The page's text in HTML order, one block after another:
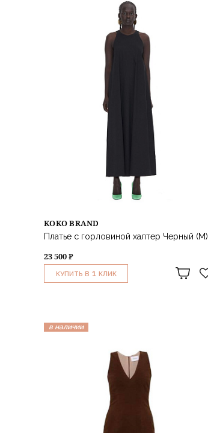
KOKO BRAND
Платье с горловиной халтер Черный (M)
23 500 ₽
КУПИТЬ В 1 КЛИК
в наличии